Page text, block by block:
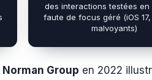
des interactions testées en
faute de focus géré (iOS
malvoyants)
Group en 2022